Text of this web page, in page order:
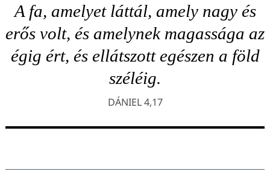
A fa, amelyet láttál, amely nagy és
erős volt, és amelynek magassága az
égig ért, és ellátszott egészen a föld
széléig.
DÁNIEL 4,17